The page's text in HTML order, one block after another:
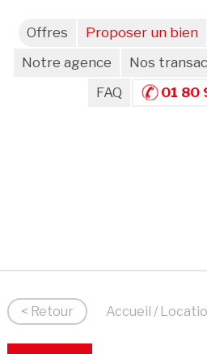
Offres Proposer un bien
Notre agence
Nos
FAQ
01 80
< Retour Accueil /